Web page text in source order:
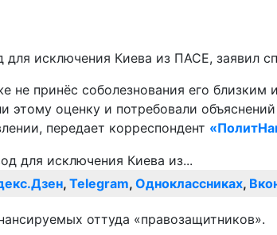
для исключения Киева из ПАСЕ, заявил
не принёс соболезнования его
оценку и потребовали
передает корреспондент
, Telegram, Одноклассниках,
оттуда «правозащитников».